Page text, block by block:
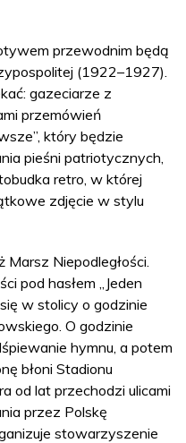
przewodnim będą
(1922–1927).
gazeciarze z
przemówień
który będzie
pieśni patriotycznych,
retro, w której
zdjęcie w stylu
Niepodległości.
pod hasłem „Jeden
w stolicy o godzinie
O godzinie
hymnu, a potem
błoni Stadionu
od lat przechodzi ulicami
przez Polskę
stowarzyszenie